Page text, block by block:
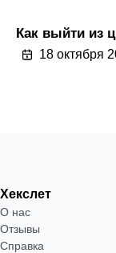
Как выйти из
18 октября
Хекслет
О нас
Отзывы
Справка